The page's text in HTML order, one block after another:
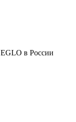
в России